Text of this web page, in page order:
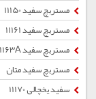
مستربچ سفید 11150
مستربچ سفید 11161
مستربچ سفید 11163A
مستربچ سفید متان
سفید یخچالی 11170